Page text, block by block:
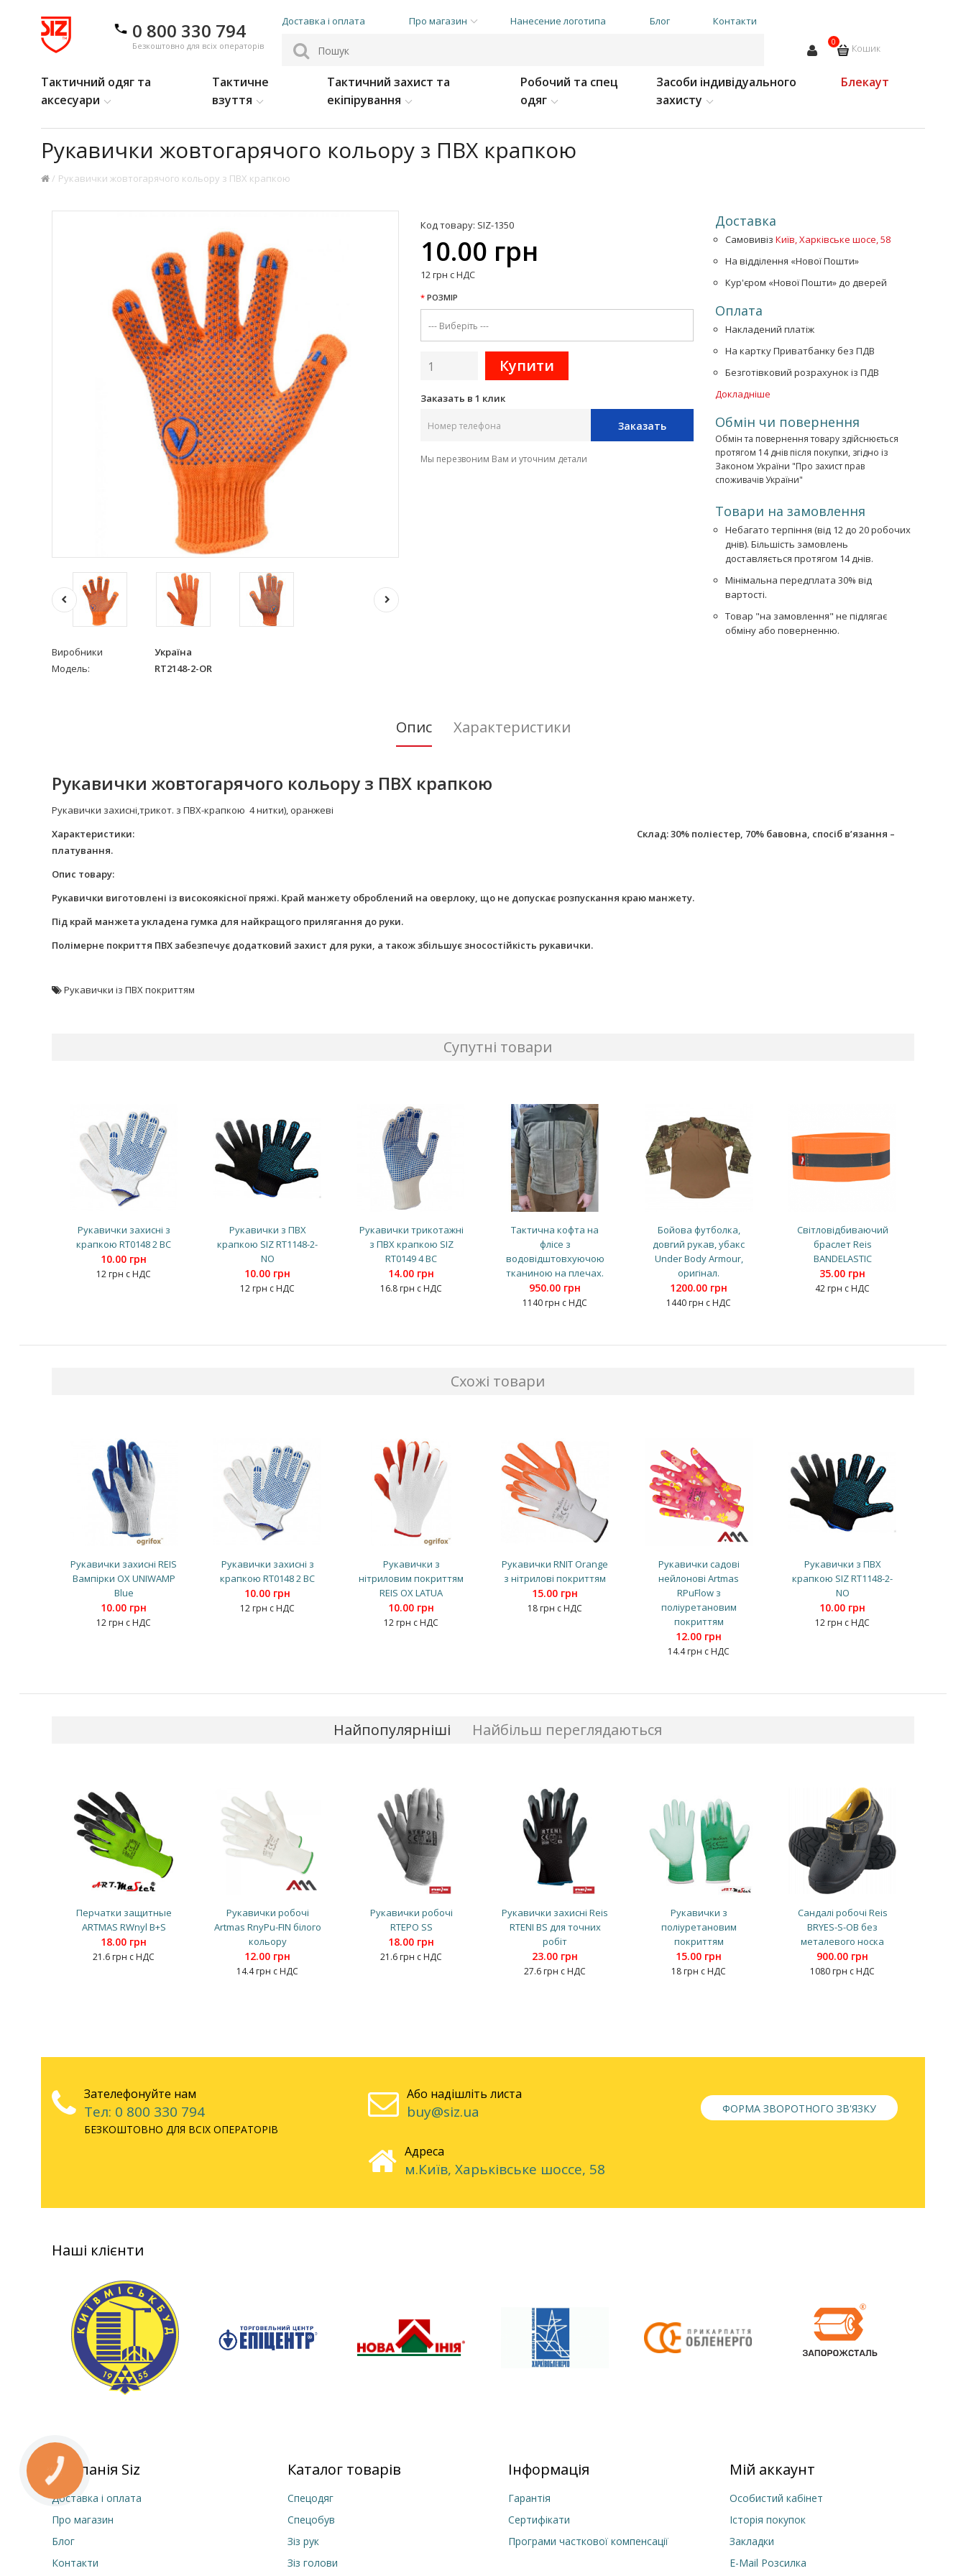
0 800 330 794
Безкоштовно для всіх операторів
Доставка і оплата Про магазин Нанесение логотипа Блог Контакти
0 Кошик
Тактичний одяг та
аксесуари
Тактичне
взуття
Тактичний захист та
екіпірування
Робочий та спец
одяг
Засоби індивідуального
захисту
Блекаут
Рукавички жовтогарячого кольору з ПВХ крапкою
Рукавички жовтогарячого кольору з ПВХ крапкою
Виробники
Україна
Модель:
RT2148-2-OR
Код товару: SIZ-1350
10.00 грн
12 грн с НДС
РОЗМІР
Заказать в 1 клик
Заказать
Мы перезвоним Вам и уточним детали
Доставка
Самовивіз Київ, Харківське шосе, 58
На відділення «Нової Пошти»
Кур'єром «Нової Пошти» до дверей
Оплата
Накладений платіж
На картку Приватбанку без ПДВ
Безготівковий розрахунок із ПДВ
Докладніше
Обмін чи повернення
Обмін та повернення товару здійснюється
протягом 14 днів після покупки, згідно із
Законом України "Про захист прав
споживачів України"
Товари на замовлення
Небагато терпіння (від 12 до 20 робочих
днів). Більшість замовлень
доставляється протягом 14 днів.
Мінімальна передплата 30% від
вартості.
Товар "на замовлення" не підлягає
обміну або поверненню.
Опис Характеристики
Рукавички жовтогарячого кольору з ПВХ крапкою
Рукавички захисні,трикот. з ПВХ-крапкою 4 нитки), оранжеві
Характеристики: Склад: 30% поліестер, 70% бавовна, спосіб в’язання –
платування.
Опис товару:
Рукавички виготовлені із високоякісної пряжі. Край манжету оброблений на оверлоку, що не допускає розпускання краю манжету.
Під край манжета укладена гумка для найкращого прилягання до руки.
Полімерне покриття ПВХ забезпечує додатковий захист для руки, а також збільшує зносостійкість рукавички.
Рукавички із ПВХ покриттям
Супутні товари
Рукавички захисні з
крапкою RT0148 2 BC
10.00 грн
12 грн с НДС
Рукавички з ПВХ
крапкою SIZ RT1148-2-
NO
10.00 грн
12 грн с НДС
Рукавички трикотажні
з ПВХ крапкою SIZ
RT0149 4 BC
14.00 грн
16.8 грн с НДС
Тактична кофта на
флісе з
водовідштовхуючою
тканиною на плечах.
950.00 грн
1140 грн с НДС
Бойова футболка,
довгий рукав, убакс
Under Body Armour,
оригінал.
1200.00 грн
1440 грн с НДС
Світловідбиваючий
браслет Reis
BANDELASTIC
35.00 грн
42 грн с НДС
Схожі товари
Рукавички захисні REIS
Вампірки OX UNIWAMP
Blue
10.00 грн
12 грн с НДС
Рукавички захисні з
крапкою RT0148 2 BC
10.00 грн
12 грн с НДС
Рукавички з
нітриловим покриттям
REIS OX LATUA
10.00 грн
12 грн с НДС
Рукавички RNIT Orange
з нітрилові покриттям
15.00 грн
18 грн с НДС
Рукавички садові
нейлонові Artmas
RPuFlow з
поліуретановим
покриттям
12.00 грн
14.4 грн с НДС
Рукавички з ПВХ
крапкою SIZ RT1148-2-
NO
10.00 грн
12 грн с НДС
Найпопулярніші Найбільш переглядаються
Перчатки защитные
ARTMAS RWnyl B+S
18.00 грн
21.6 грн с НДС
Рукавички робочі
Artmas RnyPu-FIN білого
кольору
12.00 грн
14.4 грн с НДС
Рукавички робочі
RTEPO SS
18.00 грн
21.6 грн с НДС
Рукавички захисні Reis
RTENI BS для точних
робіт
23.00 грн
27.6 грн с НДС
Рукавички з
поліуретановим
покриттям
15.00 грн
18 грн с НДС
Сандалі робочі Reis
BRYES-S-OB без
металевого носка
900.00 грн
1080 грн с НДС
Зателефонуйте нам
Тел: 0 800 330 794
БЕЗКОШТОВНО ДЛЯ ВСІХ ОПЕРАТОРІВ
Або надішліть листа
buy@siz.ua
Адреса
м.Київ, Харьківське шоссе, 58
ФОРМА ЗВОРОТНОГО ЗВ'ЯЗКУ
Наші клієнти
Компанія Siz
Доставка і оплата
Про магазин
Блог
Контакти
Каталог товарів
Спецодяг
Спецобув
Зіз рук
Зіз голови
Інформація
Гарантія
Сертифікати
Програми часткової компенсації
Мій аккаунт
Особистий кабінет
Історія покупок
Закладки
E-Mail Розсилка